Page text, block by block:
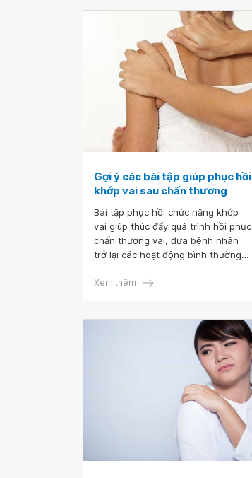
Gợi ý các bài tập giúp phục hồi
khớp vai sau chấn thương
Bài tập phục hồi chức năng khớp
vai giúp thúc đẩy quá trình hồi phục
chấn thương vai, đưa bệnh nhân
trở lại các hoạt động bình thường.
hướng dẫn và giám sát của bác sĩ
Xem thêm